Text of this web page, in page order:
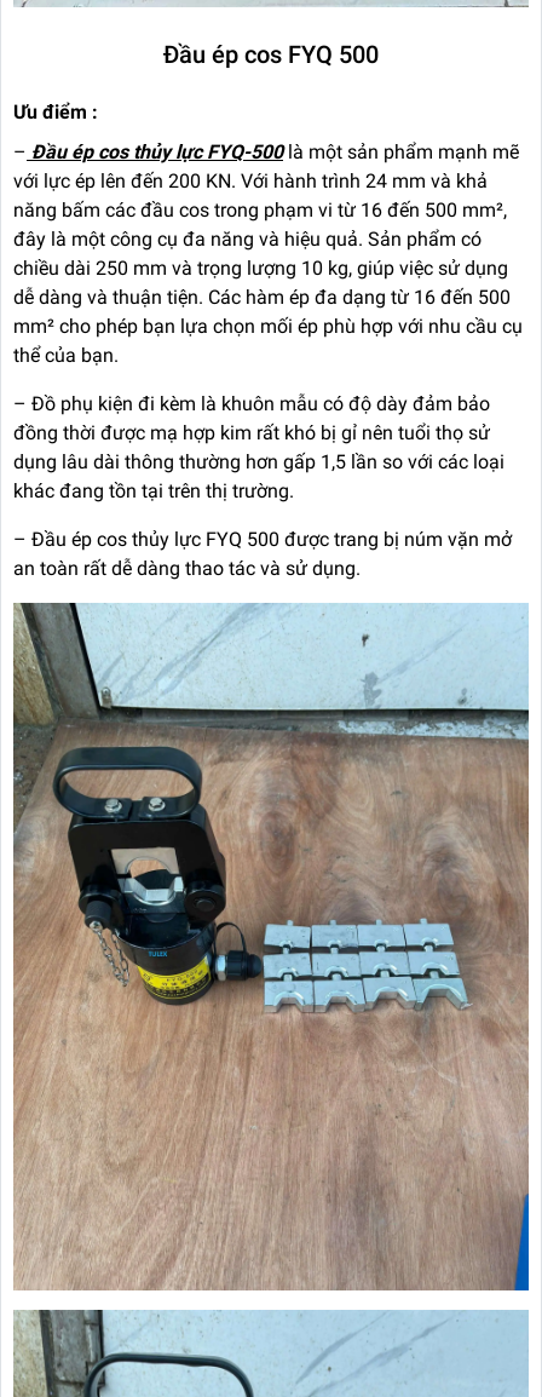
Đầu ép cos FYQ 500
Ưu điểm :
– Đầu ép cos thủy lực FYQ-500là một sản phẩm mạnh mẽ
với lực ép lên đến 200 KN. Với hành trình 24 mm và khả
năng bấm các đầu cos trong phạm vi từ 16 đến 500 mm²,
đây là một công cụ đa năng và hiệu quả. Sản phẩm có
chiều dài 250 mm và trọng lượng 10 kg, giúp việc sử dụng
dễ dàng và thuận tiện. Các hàm ép đa dạng từ 16 đến 500
mm² cho phép bạn lựa chọn mối ép phù hợp với nhu cầu cụ
thể của bạn.
– Đồ phụ kiện đi kèm là khuôn mẫu có độ dày đảm bảo
đồng thời được mạ hợp kim rất khó bị gỉ nên tuổi thọ sử
dụng lâu dài thông thường hơn gấp 1,5 lần so với các loại
khác đang tồn tại trên thị trường.
– Đầu ép cos thủy lực FYQ 500 được trang bị núm vặn mở
an toàn rất dễ dàng thao tác và sử dụng.